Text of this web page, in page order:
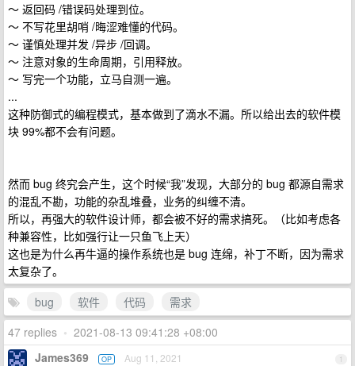
～ 返回码 /错误码处理到位。
～ 不写花里胡哨 /晦涩难懂的代码。
～ 谨慎处理并发 /异步 /回调。
～ 注意对象的生命周期，引用释放。
～ 写完一个功能，立马自测一遍。
...
这种防御式的编程模式，基本做到了滴水不漏。所以给出去的软件模
块 99%都不会有问题。
然而 bug 终究会产生，这个时候“我”发现，大部分的 bug 都源自需求
的混乱不勘，功能的杂乱堆叠，业务的纠缠不清。
所以，再强大的软件设计师，都会被不好的需求搞死。（比如考虑各
种兼容性，比如强行让一只鱼飞上天）
这也是为什么再牛逼的操作系统也是 bug 连绵，补丁不断，因为需求
太复杂了。
bug
软件 代码
需求
47 replies • 2021-08-13 09:41:28 +08:00
1
James369 OP Aug 11, 2021